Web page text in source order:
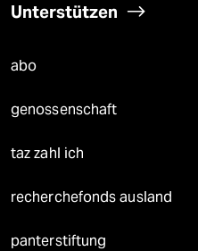
Unterstützen
abo
genossenschaft
taz zahl ich
recherchefonds ausland
panterstiftung